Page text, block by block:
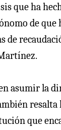
que ha
de
de
asumir la
resalta
que